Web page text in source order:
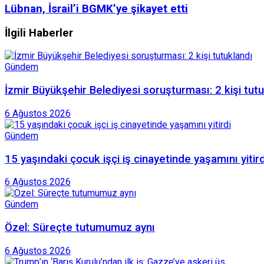
Lübnan, İsrail’i BGMK’ye şikayet etti
İlgili Haberler
Gündem
İzmir Büyükşehir Belediyesi soruşturması: 2 kişi
6 Ağustos 2026
Gündem
15 yaşındaki çocuk işçi iş cinayetinde yaşamını
6 Ağustos 2026
Gündem
Özel: Süreçte tutumumuz aynı
6 Ağustos 2026